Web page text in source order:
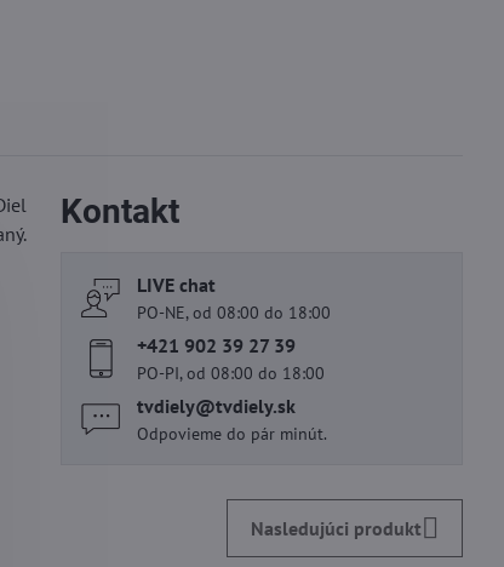
Kontakt
LIVE chat
PO-NE, od 08:00 do 18:00
+421 902 39 27 39
PO-PI, od 08:00 do 18:00
tvdiely​@tvdiely​.sk
Odpovieme do pár minút.
Nasledujúci produkt